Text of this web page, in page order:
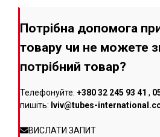
Потрібна допомога
товару чи не можете
потрібний товар?
Телефонуйте: +380 32 245 93 41 ,
пишіть: lviv@tubes-
ВИСЛАТИ ЗАПИТ